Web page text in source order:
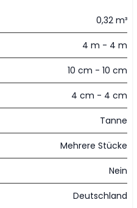
0,32 m³
4 m - 4 m
10 cm - 10 cm
4 cm - 4 cm
Tanne
Mehrere Stücke
Nein
Deutschland